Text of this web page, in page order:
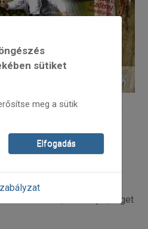
páros táncok -
páros táncok
Ház, 9025 Győr, Liget
sütiket
meg a sütik
Elfogadás